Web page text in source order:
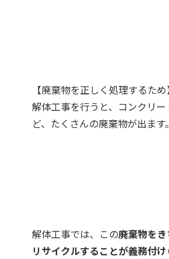
【廃棄物を正しく処理するため
解体工事を行うと、コンクリ
ど、たくさんの廃棄物が出ます。
解体工事では、この廃棄物を
リサイクルすることが義務付け